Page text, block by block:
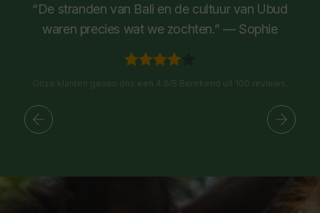
“De stranden van Bali en de cultuur van Ubud
waren precies wat we zochten.” — Sophie
Onze klanten geven ons een 4.6/5 Berekend uit 100 reviews.